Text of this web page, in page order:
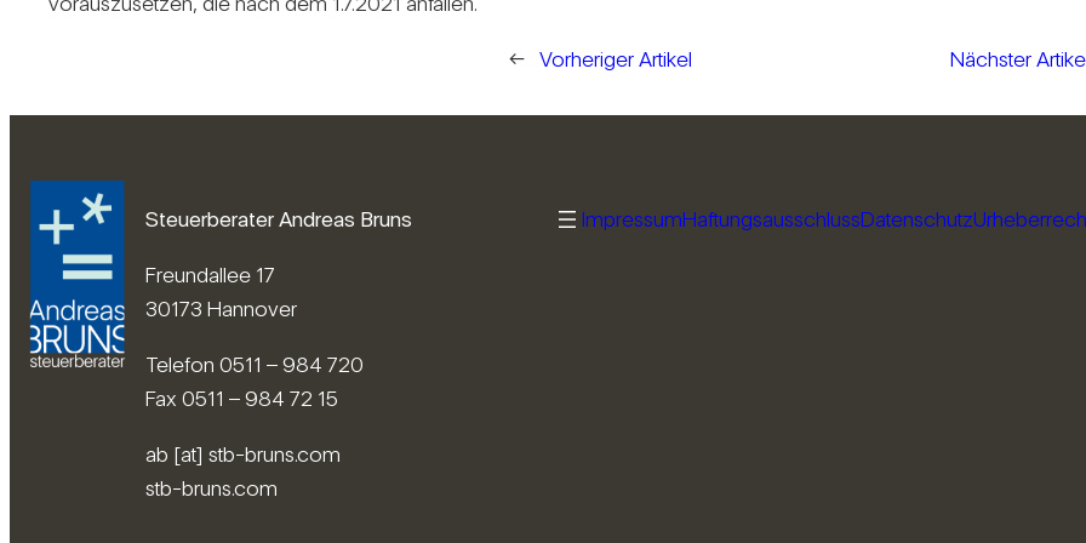
← Vorheriger Artikel Nächster
Steuerberater Andreas Bruns
Freundallee 17
30173 Hannover
Telefon 0511 – 984 720
Fax 0511 – 984 72 15
ab [at] stb-bruns.com
stb-bruns.com
ImpressumHaftungsausschlussDatenschutz